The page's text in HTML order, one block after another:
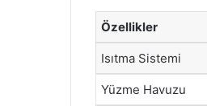
Özellikler
Isıtma Sistemi
Yüzme Havuzu